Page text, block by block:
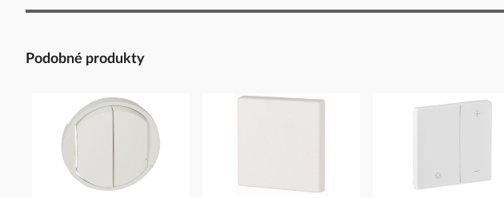
Podobné produkty